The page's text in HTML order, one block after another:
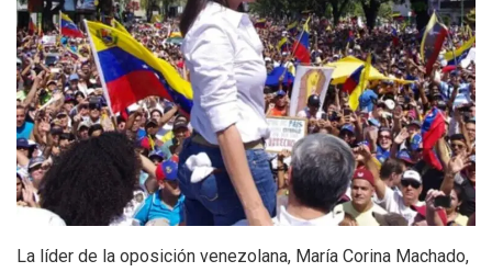
La líder de la oposición venezolana, María Corina Machado,